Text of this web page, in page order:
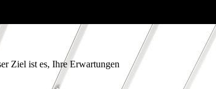
Ziel ist es, Ihre Erwartungen